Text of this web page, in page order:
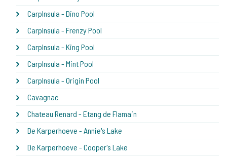
CarpInsula - Dino Pool
CarpInsula - Frenzy Pool
CarpInsula - King Pool
CarpInsula - Mint Pool
CarpInsula - Origin Pool
Cavagnac
Chateau Renard - Etang de Flamain
De Karperhoeve - Annie's Lake
De Karperhoeve - Cooper's Lake